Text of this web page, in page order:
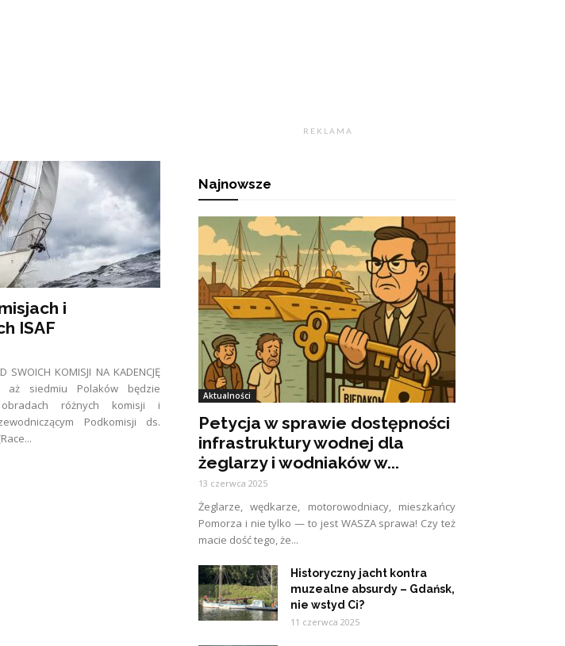
i
ISAF
SWOICH KOMISJI NA KADENCJĘ
aż siedmiu Polaków będzie
różnych komisji i
Podkomisji ds.
R E K L A M A
Najnowsze
Aktualności
Petycja w sprawie dostępności
infrastruktury wodnej dla
żeglarzy i wodniaków w...
13 czerwca 2025
Żeglarze, wędkarze, motorowodniacy, mieszkańcy
Pomorza i nie tylko — to jest WASZA sprawa! Czy też
macie dość tego, że...
Historyczny jacht kontra
muzealne absurdy – Gdańsk,
nie wstyd Ci?
11 czerwca 2025